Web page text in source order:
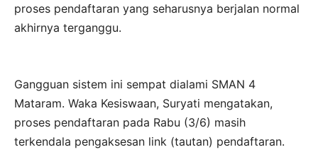
proses pendaftaran yang seharusnya berjalan normal
akhirnya terganggu.
Gangguan sistem ini sempat dialami SMAN 4
Mataram. Waka Kesiswaan, Suryati mengatakan,
proses pendaftaran pada Rabu (3/6) masih
terkendala pengaksesan link (tautan) pendaftaran.